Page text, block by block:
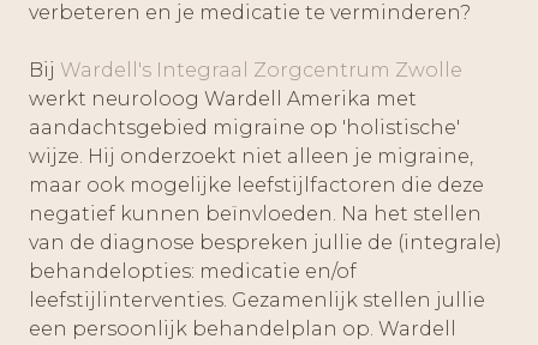
verbeteren en je medicatie te verminderen?
Bij Wardell's Integraal Zorgcentrum Zwolle
werkt neuroloog Wardell Amerika met
aandachtsgebied migraine op 'holistische'
wijze. Hij onderzoekt niet alleen je migraine,
maar ook mogelijke leefstijlfactoren die deze
negatief kunnen beïnvloeden. Na het stellen
van de diagnose bespreken jullie de (integrale)
behandelopties: medicatie en/of
leefstijlinterventies. Gezamenlijk stellen jullie
een persoonlijk behandelplan op. Wardell